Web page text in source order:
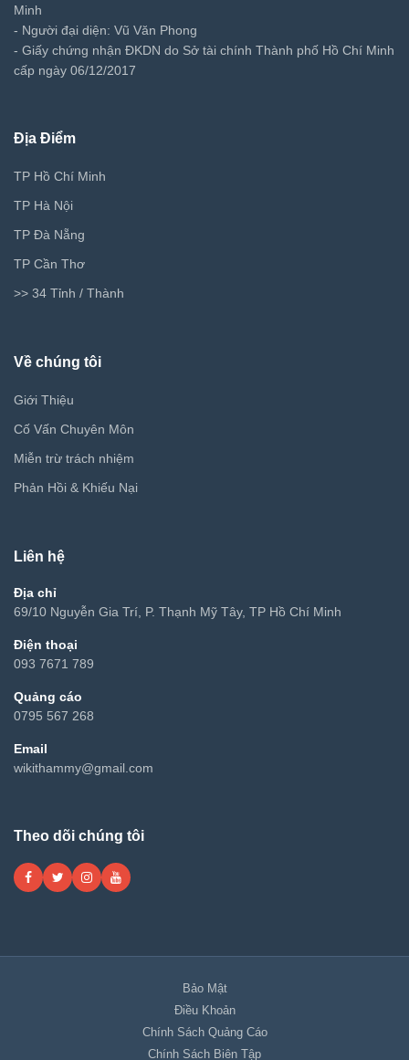
Minh
- Người đại diện: Vũ Văn Phong
- Giấy chứng nhận ĐKDN do Sở tài chính Thành phố Hồ Chí Minh
cấp ngày 06/12/2017
Địa Điểm
TP Hồ Chí Minh
TP Hà Nội
TP Đà Nẵng
TP Cần Thơ
>> 34 Tỉnh / Thành
Về chúng tôi
Giới Thiệu
Cố Vấn Chuyên Môn
Miễn trừ trách nhiệm
Phản Hồi & Khiếu Nại
Liên hệ
Địa chỉ
69/10 Nguyễn Gia Trí, P. Thạnh Mỹ Tây, TP Hồ Chí Minh
Điện thoại
093 7671 789
Quảng cáo
0795 567 268
Email
wikithammy@gmail.com
Theo dõi chúng tôi
Bảo Mật
Điều Khoản
Chính Sách Quảng Cáo
Chính Sách Biên Tập